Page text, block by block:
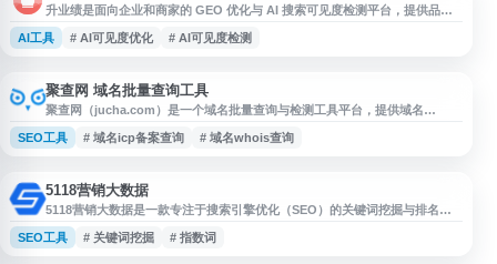
升业绩是面向企业和商家的 GEO 优化与 AI 搜索可见度检测平台，提供品牌
在 DeepSeek、豆包、通义千问、文心一言、Kimi 等主流 AI 平台中的曝光监
测、推荐排名分析、竞品对比、引用来源追踪和优化建议，帮助用户了解品牌
AI工具 # AI可见度优化 # AI可见度检测
聚查网 域名批量查询工具
聚查网（jucha.com）是一个域名批量查询与检测工具平台，提供域名
Whois 查询、ICP 备案查询、建站历史查询、快照历史、域名权重、收录信息
及拦截检测等功能。用户可在线提交域名进行批量查询，也可使用自定义离线
SEO工具 # 域名icp备案查询 # 域名whois查询
5118营销大数据
5118营销大数据是一款专注于搜索引擎优化（SEO）的关键词挖掘与排名监
控工具，主要面向依赖搜索流量获客的网站运营者和内容团队。平台通过大数
据分析，提供关键词挖掘、行业词库、指数词与流量词查询、关键词排名监
SEO工具 # 关键词挖掘 # 指数词